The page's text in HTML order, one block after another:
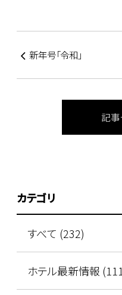
新年号「令和」
記
カテゴリ
すべて (232)
ホテル最新情報